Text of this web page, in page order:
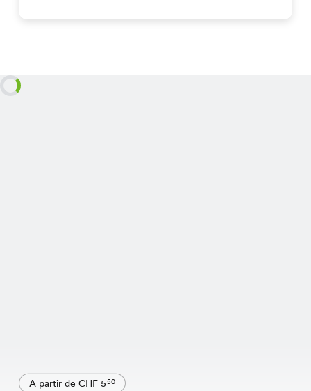
A partir de CHF 550